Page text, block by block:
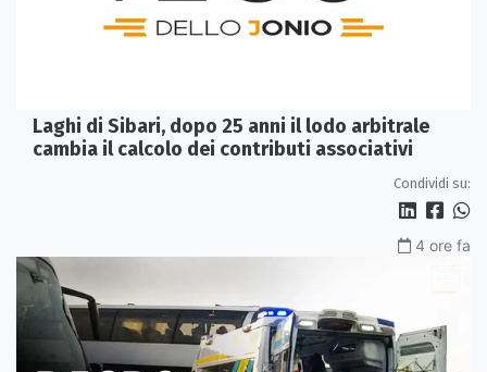
Laghi di Sibari, dopo 25 anni il lodo arbitrale
cambia il calcolo dei contributi associativi
Condividi su:
4 ore fa